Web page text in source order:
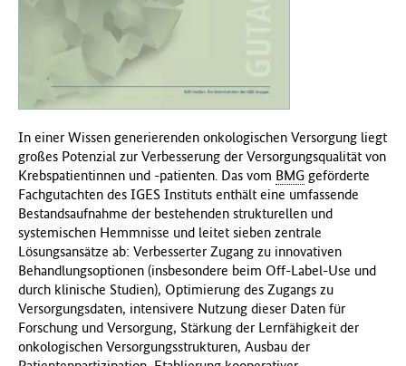
s
u
n
d
h
e
i
t
(
B
M
G
)
In einer Wissen generierenden onkologischen Versorgung liegt
großes Potenzial zur Verbesserung der Versorgungsqualität von
Krebspatientinnen und -patienten. Das vom BMG geförderte
Fachgutachten des IGES Instituts enthält eine umfassende
Bestandsaufnahme der bestehenden strukturellen und
systemischen Hemmnisse und leitet sieben zentrale
Lösungsansätze ab: Verbesserter Zugang zu innovativen
Behandlungsoptionen (insbesondere beim Off-Label-Use und
durch klinische Studien), Optimierung des Zugangs zu
Versorgungsdaten, intensivere Nutzung dieser Daten für
Forschung und Versorgung, Stärkung der Lernfähigkeit der
onkologischen Versorgungsstrukturen, Ausbau der